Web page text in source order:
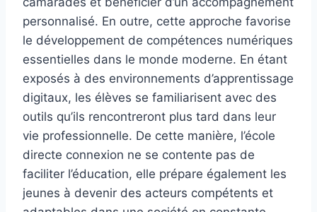
personnalisé. En outre, cette approche favorise
le développement de compétences numériques
essentielles dans le monde moderne. En étant
exposés à des environnements d’apprentissage
digitaux, les élèves se familiarisent avec des
outils qu’ils rencontreront plus tard dans leur
vie professionnelle. De cette manière, l’école
directe connexion ne se contente pas de
faciliter l’éducation, elle prépare également les
jeunes à devenir des acteurs compétents et